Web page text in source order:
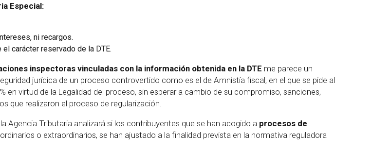
Especial:
ni recargos.
carácter reservado de la DTE.
inspectoras vinculadas con la información obtenida en la DTE me parece un
jurídica de un proceso controvertido como es el de Amnistía fiscal, en el que se pide al
en virtud de la Legalidad del proceso, sin esperar a cambio de su compromiso, sanciones,
que realizaron el proceso de regularización.
Agencia Tributaria analizará si los contribuyentes que se han acogido a procesos de
o extraordinarios, se han ajustado a la finalidad prevista en la normativa reguladora